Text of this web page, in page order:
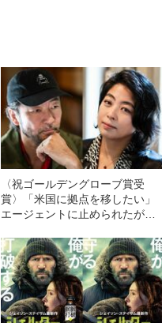
〈祝ゴールデングローブ賞受
賞〉「米国に拠点を移したい」
エージェントに止められたが、
が語る、“ハリウッド進出秘話”